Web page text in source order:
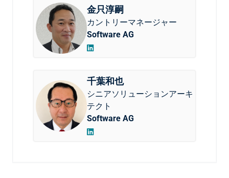
金只淳嗣
カントリーマネージャー
Software AG
千葉和也
シニアソリューションアーキ
テクト
Software AG